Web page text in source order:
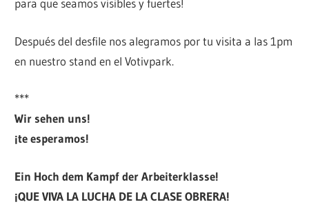
para que seamos visibles y fuertes!
Después del desfile nos alegramos por tu visita a las 1pm
en nuestro stand en el Votivpark.
***
Wir sehen uns!
¡te esperamos!
Ein Hoch dem Kampf der Arbeiterklasse!
¡QUE VIVA LA LUCHA DE LA CLASE OBRERA!